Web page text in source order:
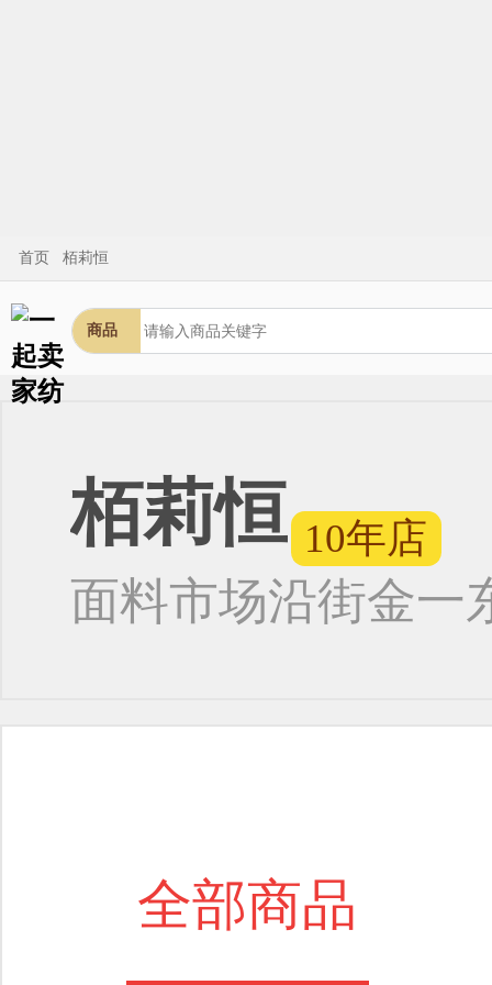
首页 栢莉恒
商品
栢莉恒 10年店
面料市场沿街金一
全部商品